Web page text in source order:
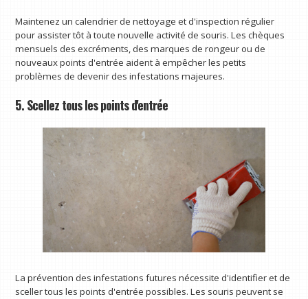
Maintenez un calendrier de nettoyage et d'inspection régulier
pour assister tôt à toute nouvelle activité de souris. Les chèques
mensuels des excréments, des marques de rongeur ou de
nouveaux points d'entrée aident à empêcher les petits
problèmes de devenir des infestations majeures.
5. Scellez tous les points d'entrée
La prévention des infestations futures nécessite d'identifier et de
sceller tous les points d'entrée possibles. Les souris peuvent se